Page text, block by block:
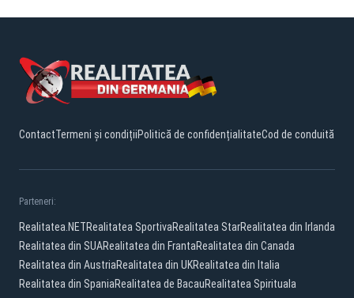
ContactTermeni și condițiiPolitică de confidențialitateCod de conduită
Parteneri:
Realitatea.NETRealitatea SportivaRealitatea StarRealitatea din Irlanda
Realitatea din SUARealitatea din FrantaRealitatea din Canada
Realitatea din AustriaRealitatea din UKRealitatea din Italia
Realitatea din SpaniaRealitatea de BacauRealitatea Spirituala